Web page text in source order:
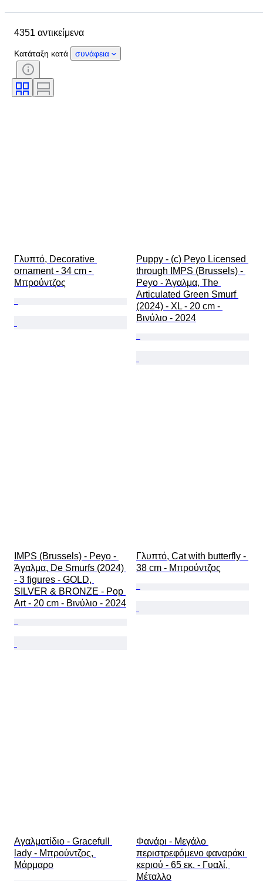
Αντικείμενο
Φύλο
Περίοδος
Πιστοποίηση
Στυλ
Χρώμα
4351 αντικείμενα
Κατάταξη κατά συνάφεια
Γλυπτό, Decorative
ornament - 34 cm -
Μπρούντζος
Puppy - (c) Peyo Licensed
through IMPS (Brussels) -
Peyo - Άγαλμα, The
Articulated Green Smurf
(2024) - XL - 20 cm -
Βινύλιο - 2024
IMPS (Brussels) - Peyo -
Άγαλμα, De Smurfs (2024)
- 3 figures - GOLD,
SILVER & BRONZE - Pop
Art - 20 cm - Βινύλιο - 2024
Γλυπτό, Cat with butterfly -
38 cm - Μπρούντζος
Αγαλματίδιο - Gracefull
lady - Μπρούντζος,
Μάρμαρο
Φανάρι - Μεγάλο
περιστρεφόμενο φαναράκι
κεριού - 65 εκ. - Γυαλί,
Μέταλλο